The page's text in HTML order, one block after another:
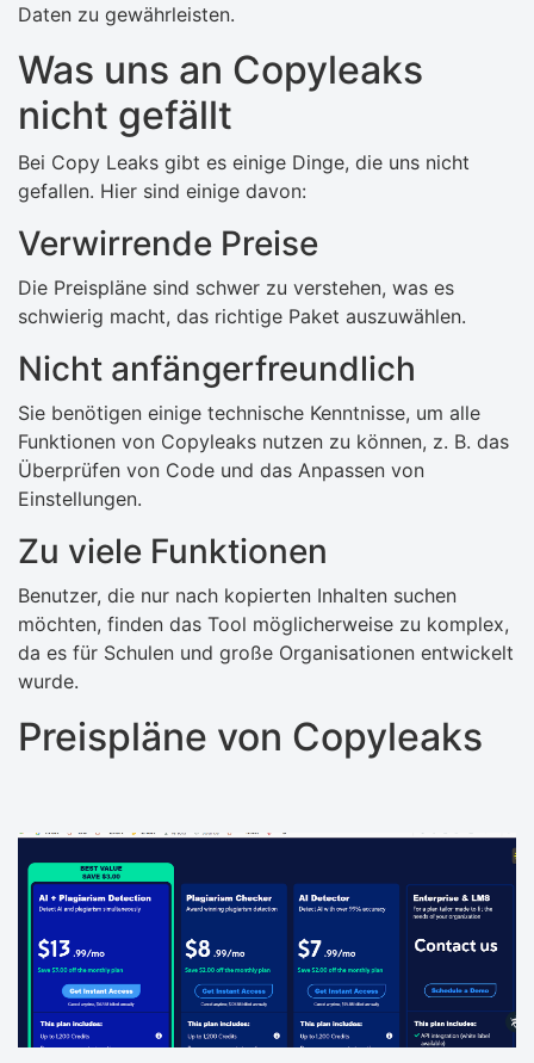
Daten zu gewährleisten.
Was uns an Copyleaks
nicht gefällt
Bei Copy Leaks gibt es einige Dinge, die uns nicht
gefallen. Hier sind einige davon:
Verwirrende Preise
Die Preispläne sind schwer zu verstehen, was es
schwierig macht, das richtige Paket auszuwählen.
Nicht anfängerfreundlich
Sie benötigen einige technische Kenntnisse, um alle
Funktionen von Copyleaks nutzen zu können, z. B. das
Überprüfen von Code und das Anpassen von
Einstellungen.
Zu viele Funktionen
Benutzer, die nur nach kopierten Inhalten suchen
möchten, finden das Tool möglicherweise zu komplex,
da es für Schulen und große Organisationen entwickelt
wurde.
Preispläne von Copyleaks